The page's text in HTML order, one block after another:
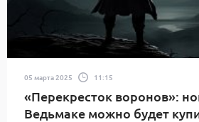
05 марта 2025 11:15
«Перекресток воронов»:
Ведьмаке можно будет